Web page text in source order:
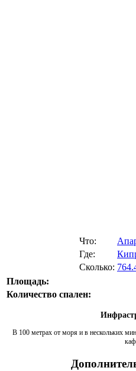
Что:
Где:
Сколько:
Площадь:
Количество спален:
В 100 метрах от моря и в нескольких